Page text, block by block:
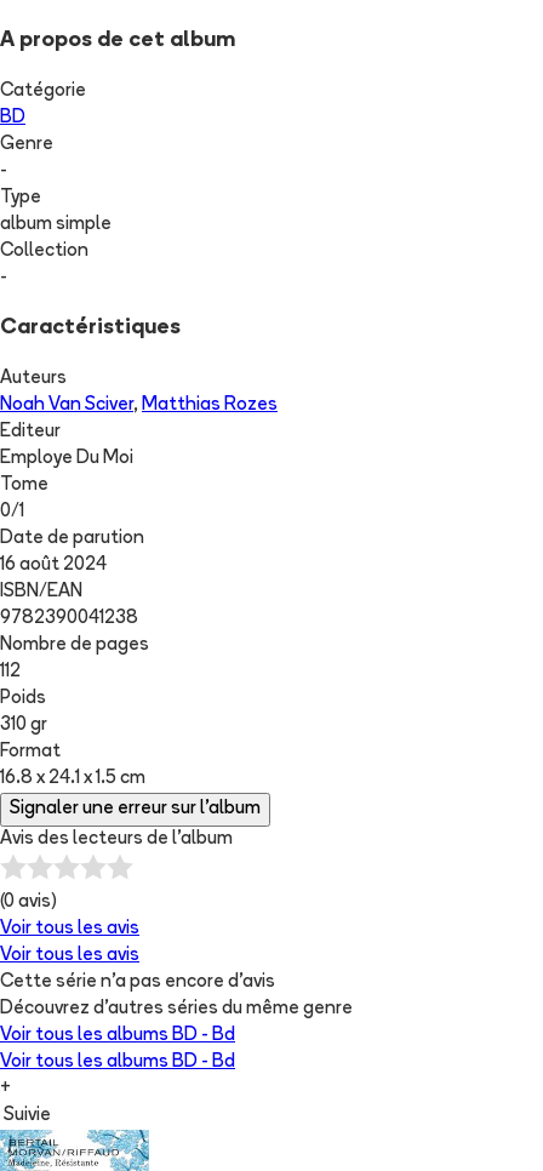
A propos de cet album
Catégorie
BD
Genre
-
Type
album simple
Collection
-
Caractéristiques
Auteurs
Noah Van Sciver, Matthias Rozes
Editeur
Employe Du Moi
Tome
0/1
Date de parution
16 août 2024
ISBN/EAN
9782390041238
Nombre de pages
112
Poids
310 gr
Format
16.8 x 24.1 x 1.5 cm
Signaler une erreur sur l'album
Avis des lecteurs de l'album
(0 avis)
Voir tous les avis
Voir tous les avis
Cette série n'a pas encore d'avis
Découvrez d'autres séries du même genre
Voir tous les albums BD - Bd
Voir tous les albums BD - Bd
+
Suivie